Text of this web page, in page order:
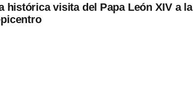
histórica visita del Papa León XIV a la